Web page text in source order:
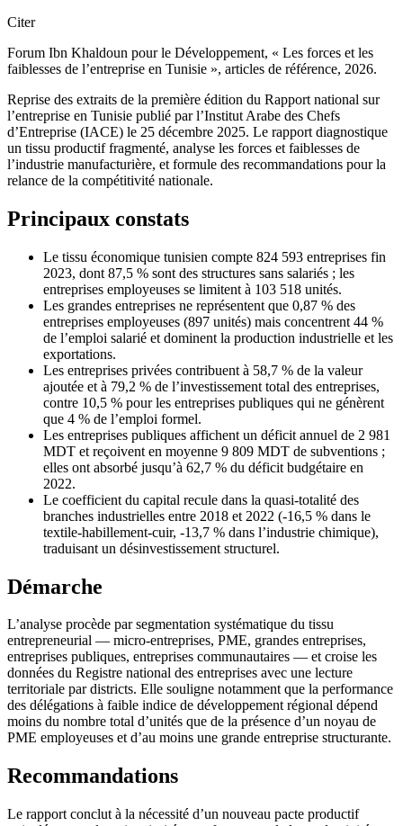
Citer
Forum Ibn Khaldoun pour le Développement, « Les forces et les
faiblesses de l’entreprise en Tunisie », articles de référence, 2026.
Reprise des extraits de la première édition du Rapport national sur
l’entreprise en Tunisie publié par l’Institut Arabe des Chefs
d’Entreprise (IACE) le 25 décembre 2025. Le rapport diagnostique
un tissu productif fragmenté, analyse les forces et faiblesses de
l’industrie manufacturière, et formule des recommandations pour la
relance de la compétitivité nationale.
Principaux constats
Le tissu économique tunisien compte 824 593 entreprises fin
2023, dont 87,5 % sont des structures sans salariés ; les
entreprises employeuses se limitent à 103 518 unités.
Les grandes entreprises ne représentent que 0,87 % des
entreprises employeuses (897 unités) mais concentrent 44 %
de l’emploi salarié et dominent la production industrielle et les
exportations.
Les entreprises privées contribuent à 58,7 % de la valeur
ajoutée et à 79,2 % de l’investissement total des entreprises,
contre 10,5 % pour les entreprises publiques qui ne génèrent
que 4 % de l’emploi formel.
Les entreprises publiques affichent un déficit annuel de 2 981
MDT et reçoivent en moyenne 9 809 MDT de subventions ;
elles ont absorbé jusqu’à 62,7 % du déficit budgétaire en
2022.
Le coefficient du capital recule dans la quasi-totalité des
branches industrielles entre 2018 et 2022 (-16,5 % dans le
textile-habillement-cuir, -13,7 % dans l’industrie chimique),
traduisant un désinvestissement structurel.
Démarche
L’analyse procède par segmentation systématique du tissu
entrepreneurial — micro-entreprises, PME, grandes entreprises,
entreprises publiques, entreprises communautaires — et croise les
données du Registre national des entreprises avec une lecture
territoriale par districts. Elle souligne notamment que la performance
des délégations à faible indice de développement régional dépend
moins du nombre total d’unités que de la présence d’un noyau de
PME employeuses et d’au moins une grande entreprise structurante.
Recommandations
Le rapport conclut à la nécessité d’un nouveau pacte productif